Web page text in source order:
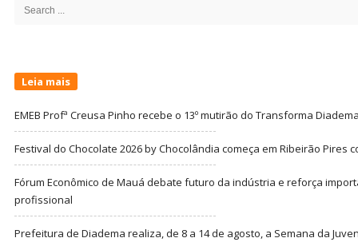
Search
Leia mais
EMEB Profª Creusa Pinho recebe o 13º mutirão do Transforma
Festival do Chocolate 2026 by Chocolândia começa em Ribeirão Pires
Fórum Econômico de Mauá debate futuro da indústria e reforça
profissional
Prefeitura de Diadema realiza, de 8 a 14 de agosto, a Semana da